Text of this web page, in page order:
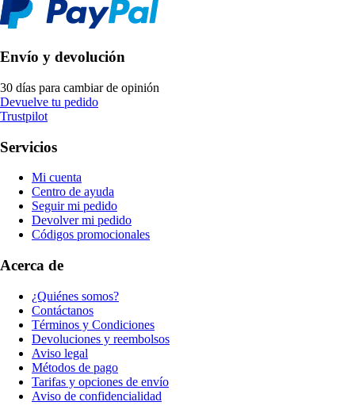
Envío y devolución
30 días para cambiar de opinión
Devuelve tu pedido
Trustpilot
Servicios
Mi cuenta
Centro de ayuda
Seguir mi pedido
Devolver mi pedido
Códigos promocionales
Acerca de
¿Quiénes somos?
Contáctanos
Términos y Condiciones
Devoluciones y reembolsos
Aviso legal
Métodos de pago
Tarifas y opciones de envío
Aviso de confidencialidad